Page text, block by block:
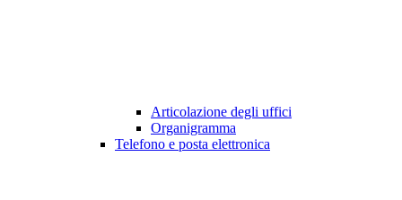
Articolazione degli uffici
Organigramma
Telefono e posta elettronica